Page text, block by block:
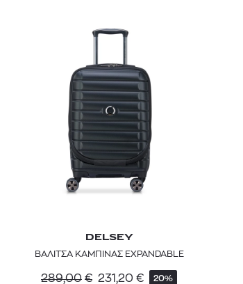
DELSEY
ΒΑΛΙΤΣΑ ΚΑΜΠΙΝΑΣ EXPANDABLE
289,00 € 231,20 € 20%